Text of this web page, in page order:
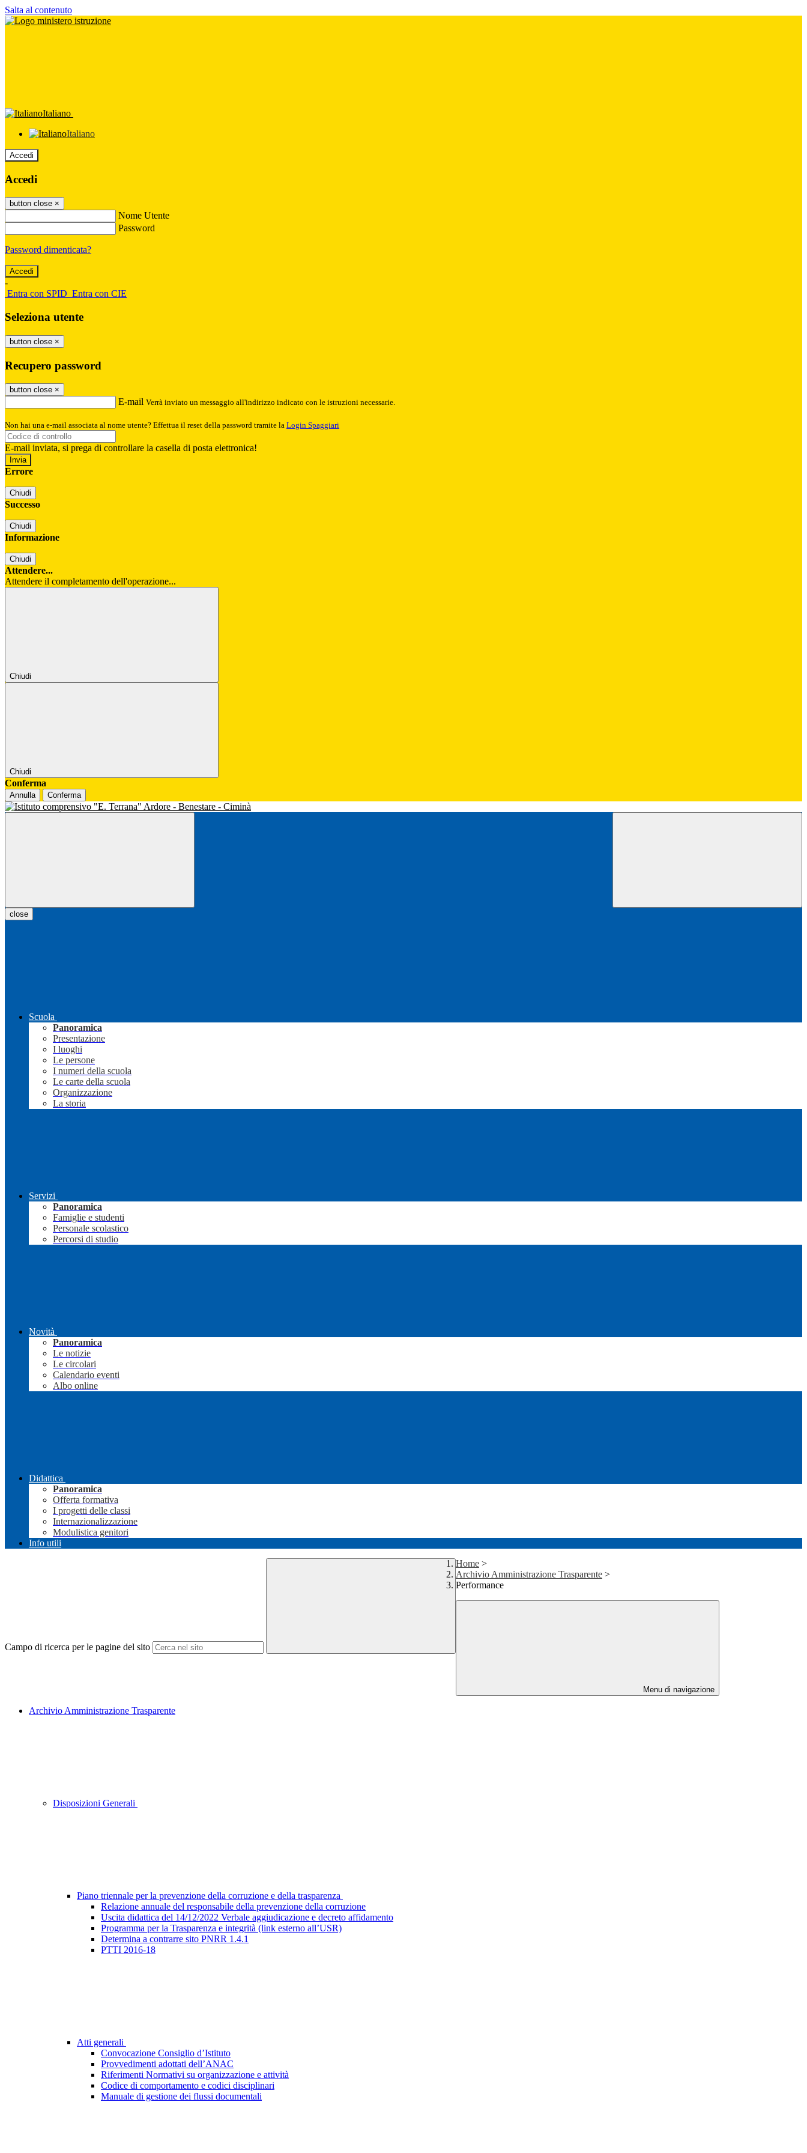
Salta al contenuto
Italiano
Italiano
Accedi
Accedi
button close ×
Nome Utente
Password
Password dimenticata?
-
Entra con SPID Entra con CIE
Seleziona utente
button close ×
Recupero password
button close ×
E-mail Verrà inviato un messaggio all'indirizzo indicato con le istruzioni necessarie.
Non hai una e-mail associata al nome utente? Effettua il reset della password tramite la Login Spaggiari
E-mail inviata, si prega di controllare la casella di posta elettronica!
Errore
Chiudi
Successo
Chiudi
Informazione
Chiudi
Attendere...
Attendere il completamento dell'operazione...
Chiudi
Chiudi
Conferma
Annulla Conferma
close
Scuola
Panoramica
Presentazione
I luoghi
Le persone
I numeri della scuola
Le carte della scuola
Organizzazione
La storia
Servizi
Panoramica
Famiglie e studenti
Personale scolastico
Percorsi di studio
Novità
Panoramica
Le notizie
Le circolari
Calendario eventi
Albo online
Didattica
Panoramica
Offerta formativa
I progetti delle classi
Internazionalizzazione
Modulistica genitori
Info utili
Campo di ricerca per le pagine del sito
Home >
Archivio Amministrazione Trasparente >
Performance
Menu di navigazione
Archivio Amministrazione Trasparente
Disposizioni Generali
Piano triennale per la prevenzione della corruzione e della trasparenza
Relazione annuale del responsabile della prevenzione della corruzione
Uscita didattica del 14/12/2022 Verbale aggiudicazione e decreto affidamento
Programma per la Trasparenza e integrità (link esterno all’USR)
Determina a contrarre sito PNRR 1.4.1
PTTI 2016-18
Atti generali
Convocazione Consiglio d’Istituto
Provvedimenti adottati dell’ANAC
Riferimenti Normativi su organizzazione e attività
Codice di comportamento e codici disciplinari
Manuale di gestione dei flussi documentali